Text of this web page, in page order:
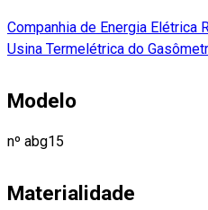
Companhia de Energia Elétrica
Usina Termelétrica do
Modelo
nº abg15
Materialidade